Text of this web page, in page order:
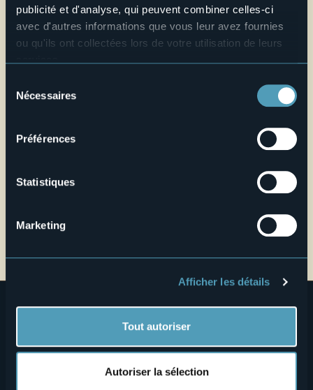
publicité et d'analyse, qui peuvent combiner celles-ci
avec d'autres informations que vous leur avez fournies
ou qu'ils ont collectées lors de votre utilisation de leurs
manière de les gérer et de les supprimer,
cliquez ici
Nécessaires
Préférences
Statistiques
Marketing
Afficher les détails
Tout autoriser
Autoriser la sélection
Site web
Live
29,4°
28885 - Piedimulera (VB)